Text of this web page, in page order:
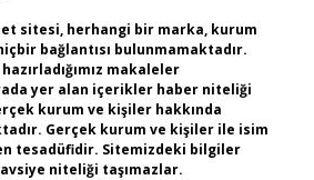
sitesi, herhangi bir marka, kurum
bağlantısı bulunmamaktadır.
makaleler
yer alan içerikler haber niteliği
kurum ve kişiler hakkında
Gerçek kurum ve kişiler ile isim
tesadüfidir. Sitemizdeki bilgiler
niteliği taşımazlar.